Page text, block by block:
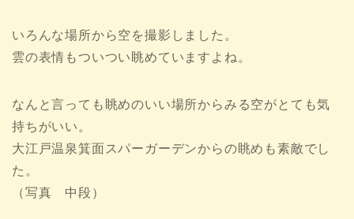
いろんな場所から空を撮影しました。
雲の表情もついつい眺めていますよね。
なんと言っても眺めのいい場所からみる空がとても気
持ちがいい。
大江戸温泉箕面スパーガーデンからの眺めも素敵でし
た。
（写真 中段）